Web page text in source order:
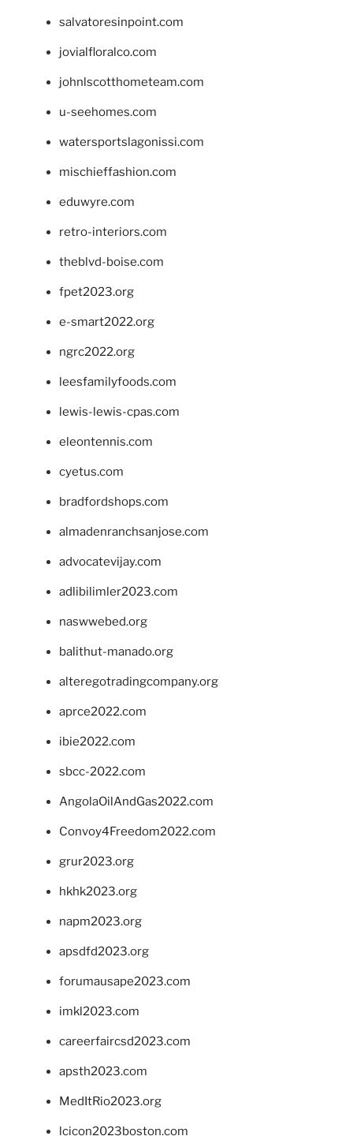
salvatoresinpoint.com
jovialfloralco.com
johnlscotthometeam.com
u-seehomes.com
watersportslagonissi.com
mischieffashion.com
eduwyre.com
retro-interiors.com
theblvd-boise.com
fpet2023.org
e-smart2022.org
ngrc2022.org
leesfamilyfoods.com
lewis-lewis-cpas.com
eleontennis.com
cyetus.com
bradfordshops.com
almadenranchsanjose.com
advocatevijay.com
adlibilimler2023.com
naswwebed.org
balithut-manado.org
alteregotradingcompany.org
aprce2022.com
ibie2022.com
sbcc-2022.com
AngolaOilAndGas2022.com
Convoy4Freedom2022.com
grur2023.org
hkhk2023.org
napm2023.org
apsdfd2023.org
forumausape2023.com
imkl2023.com
careerfaircsd2023.com
apsth2023.com
MedItRio2023.org
lcicon2023boston.com